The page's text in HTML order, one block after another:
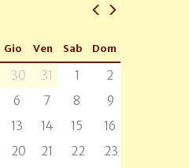
Gio Ven Sab Dom
30 31 1
2
6 7 8
9
13 14 15
16
20 21 22
23